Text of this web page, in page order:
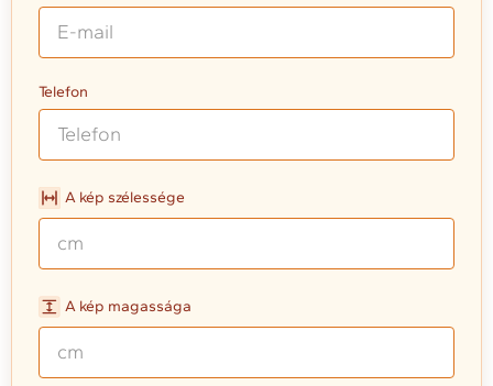
Telefon
A kép szélessége
A kép magassága